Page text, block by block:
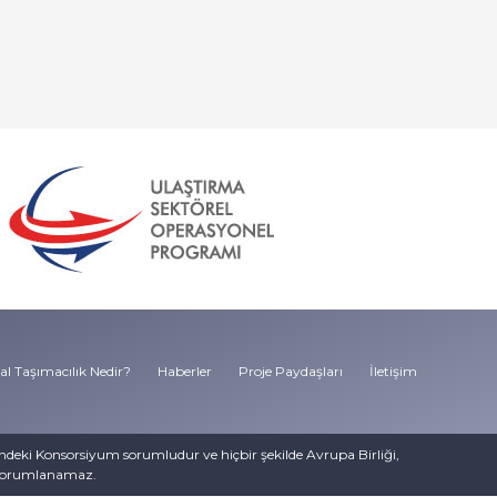
Taşımacılık Nedir? Haberler Proje Paydaşları İletişim
Konsorsiyum sorumludur ve hiçbir şekilde Avrupa Birliği,